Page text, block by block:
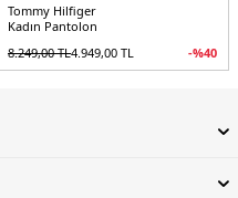
Tommy Hilfiger
Kadın Pantolon
8.249,00TL4.949,00 TL -%40